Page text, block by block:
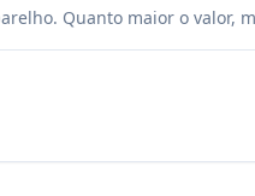
Quanto maior o valor,